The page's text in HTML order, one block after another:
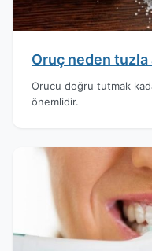
Oruç neden tuzla
Orucu doğru tutmak
önemlidir.